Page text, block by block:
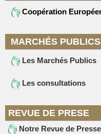
Coopération
MARCHÉS PUBLICS
Les Marchés Publics
Les consultations
REVUE DE PRESE
Notre Revue de Presse